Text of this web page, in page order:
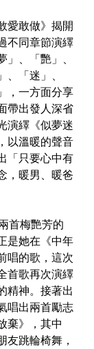
愛敢做》揭開
不同章節演繹
、「艷」、
、「迷」、
，一方面分享
帶出發人深省
演繹《似夢迷
以溫暖的聲音
「只要心中有
，暖男、暖爸
首梅艷芳的
是她在《中年
唱的歌，這次
首歌再次演繹
精神。接著出
唱出兩首勵志
棄》，其中
友跳輪椅舞，